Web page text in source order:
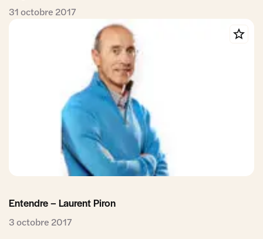
31 octobre 2017
Entendre – Laurent Piron
3 octobre 2017